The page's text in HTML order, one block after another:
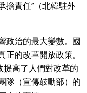
擔責任”（北韓駐外
政治的最大變數。國
正的改革開放政策。
提高了人們對改革的
隊（宣傳鼓動部）的